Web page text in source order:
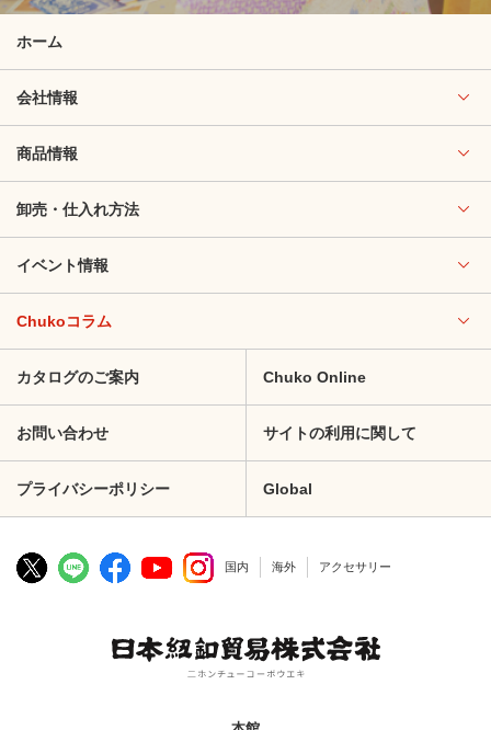
ホーム
会社情報
商品情報
卸売・仕入れ方法
イベント情報
Chukoコラム
カタログのご案内 Chuko Online
お問い合わせ サイトの利用に関して
プライバシーポリシー Global
国内 海外 アクセサリー